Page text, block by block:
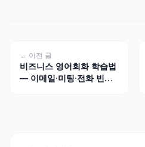
← 이전 글
비즈니스 영어회화 학습법
— 이메일·미팅·전화 빈출